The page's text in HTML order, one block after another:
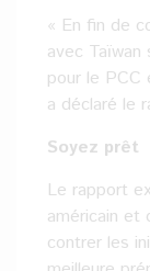
« En fin de
avec
pour le
a déclaré le
Soyez prêt
Le rapport
américain et
contrer les